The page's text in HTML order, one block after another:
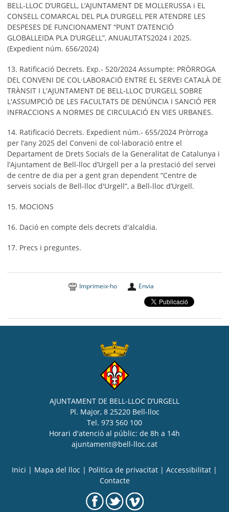
BELL-LLOC D’URGELL, L’AJUNTAMENT DE MOLLERUSSA i EL
CONSELL COMARCAL DEL PLA D’URGELL PER ATENDRE LES
DESPESES DE FUNCIONAMENT “PUNT D’ATENCIÓ
GLOBALLEIDA PLA D’URGELL”, ANUALITATS2024 i 2025.
(Expedient núm. 656/2024)
13. Ratificació Decrets. Exp.- 520/2024 Assumpte: PRÒRROGA
DEL CONVENI DE COL·LABORACIÓ ENTRE EL SERVEI CATALÀ DE
TRÀNSIT I L'AJUNTAMENT DE BELL-LLOC D’URGELL SOBRE
L'ASSUMPCIÓ DE LES FACULTATS DE DENÚNCIA I SANCIÓ PER
INFRACCIONS A NORMES DE CIRCULACIÓ EN VIES URBANES.
14. Ratificació Decrets. Expedient núm.- 655/2024 Pròrroga
per l’any 2025 del Conveni de col·laboració entre el
Departament de Drets Socials de la Generalitat de Catalunya i
l’Ajuntament de Bell-lloc d’Urgell per a la prestació del servei
de centre de dia per a gent gran dependent “Centre de
serveis socials de Bell-lloc d'Urgell”, a Bell-lloc d’Urgell.
15. MOCIONS
16. Dació en compte dels decrets d'alcaldia.
17. Precs i preguntes.
Imprimeix-ho Envia
AJUNTAMENT DE BELL-LLOC D’URGELL
Pl. Major, 8 25220 Bell-lloc
Tel. 973 560 100
Horari d'atenció al públic: de 8h a 14h
ajuntament@bell-lloc.cat
Inici Mapa del lloc Politica de privacitat Accessibilitat
Contacte